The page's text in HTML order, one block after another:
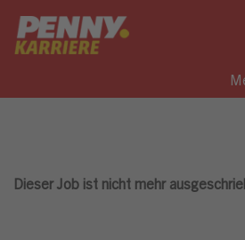
Dieser Job ist nicht mehr